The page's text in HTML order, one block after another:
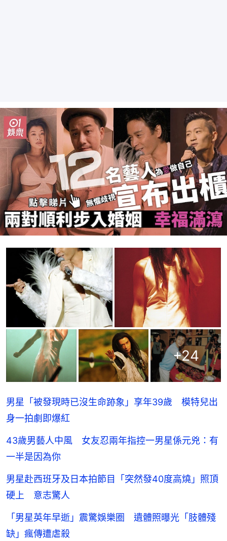
+24
男星「被發現時已沒生命跡象」享年39歲 模特兒出
身一拍劇即爆紅
43歲男藝人中風 女友忍兩年指控一男星係元兇：有
一半是因為你
男星赴西班牙及日本拍節目「突然發40度高燒」照頂
硬上 意志驚人
「男星英年早逝」震驚娛樂圈 遺體照曝光「肢體殘
缺」瘋傳遭虐殺